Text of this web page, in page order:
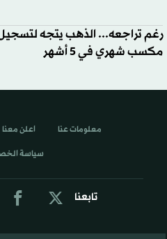
رغم تراجعه... الذهب يتجه
مكسب شهري في 5 أشهر
تابعنا
معلومات عنا اعلن معنا
سياسة